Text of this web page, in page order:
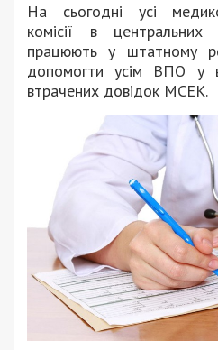
На сьогодні усі
комісії в центральних
працюють у штатному
допомогти усім ВПО у
втрачених довідок МСЕК.